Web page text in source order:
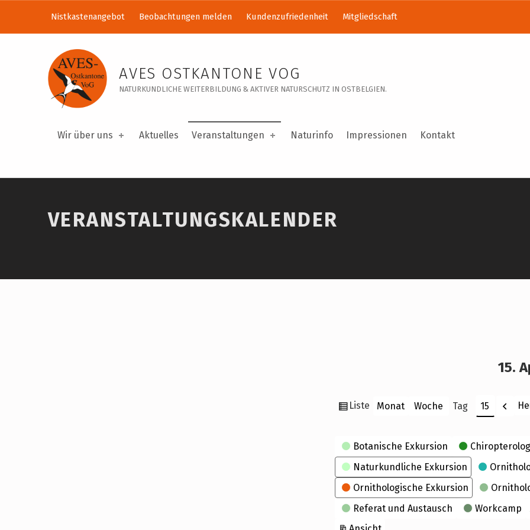
Veranstaltungskalender – AVES Ostkantone VoG
AVES OSTKANTONE VOG
NATURKUNDLICHE WEITERBILDUNG & AKTIVER NATURSCHUTZ IN OSTBELGIEN.
Wir über uns Aktuelles Veranstaltungen Naturinfo Impressionen Kontakt
Nistkastenangebot Beobachtungen melden Kundenzufriedenheit Mitgliedschaft
VERANSTALTUNGSKALENDER
15.
Ansicht
Liste Monat Woche Tag
Monat
Tag
Jahr
Kategorien
Botanische Exkursion
Naturkundliche Exkursion
Ornithologische Exkursion
Referat und Austausch
Workcamp